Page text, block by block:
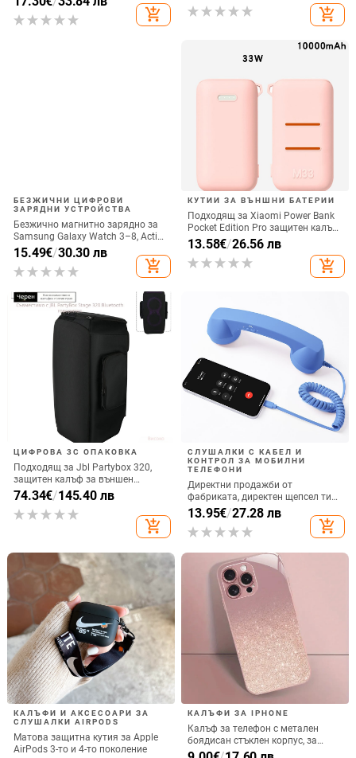
вертикално ползване, QC3.0, 2 A,
15 W, Бързо зареждане
add_shopping_cart add_shopping_cart
БЕЗЖИЧНИ ЦИФРОВИ
ЗАРЯДНИ УСТРОЙСТВА
Безжично магнитно зарядно за
Samsung Galaxy Watch 3–8, Active
1/2 • QC2.0 • Магнитно зареждане
• 3W / 1A
15.49€/30.30 лв
add_shopping_cart
КУТИИ ЗА ВЪНШНИ БАТЕРИИ
Подходящ за Xiaomi Power Bank
Pocket Edition Pro защитен калъф
33W силиконов 10000mA
неплъзгащ се защитен калъф за
Power Bank
13.58€/26.56 лв
add_shopping_cart
ЦИФРОВА 3C ОПАКОВКА
Подходящ за Jbl Partybox 320,
защитен калъф за външен
високоговорител, калъф за
количка Stage 320 Audio,
прахозащитно покритие.
74.34€/145.40 лв
add_shopping_cart
СЛУШАЛКИ С КАБЕЛ И
КОНТРОЛ ЗА МОБИЛНИ
ТЕЛЕФОНИ
Директни продажби от
фабриката, директен щепсел тип
C, мобилен телефон, Douyin
Internet Celebrity, електрически
микрофон, слушалки с C порт,
13.95€/27.28 лв
add_shopping_cart
КАЛЪФИ И АКСЕСОАРИ ЗА
СЛУШАЛКИ AIRPODS
Матова защитна кутия за Apple
AirPods 3-то и 4-то поколение
КАЛЪФИ ЗА IPHONE
Калъф за телефон с метален
боядисан стъклен корпус, за
iPhone 11–14 Pro Max,